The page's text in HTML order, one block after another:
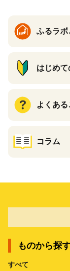
ふるラボ
はじめ
よくある
コラム
ものから探
すべて